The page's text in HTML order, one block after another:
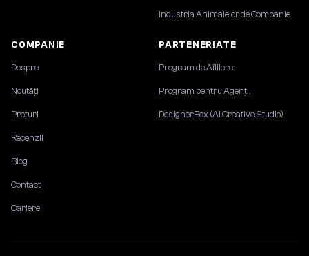
Industria Animalelor de Companie
COMPANIE
Despre
Noutăți
Prețuri
Recenzii
Blog
Contact
Cariere
PARTENERIATE
Program de Afiliere
Program pentru Agenții
DesignerBox (AI Creative Studio)